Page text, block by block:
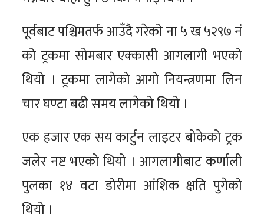
पूर्वबाट पश्चिमतर्फ आउँदै गरेको ना ५ ख ५२९७ नं
को ट्रकमा सोमबार एक्कासी आगलागी भएको
थियो । ट्रकमा लागेको आगो नियन्त्रणमा लिन
चार घण्टा बढी समय लागेको थियो ।
एक हजार एक सय कार्टुन लाइटर बोकेको ट्रक
जलेर नष्ट भएको थियो । आगलागीबाट कर्णाली
पुलका १४ वटा डोरीमा आंशिक क्षति पुगेको
थियो ।